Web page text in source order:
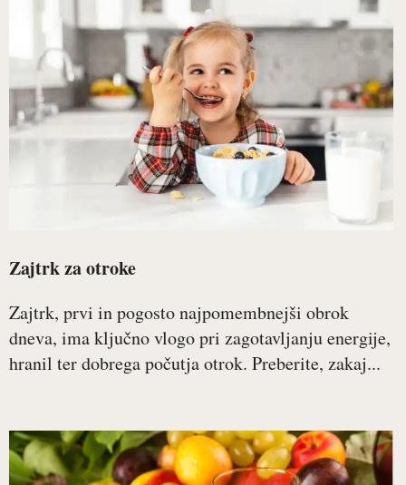
Zajtrk za otroke
Zajtrk, prvi in pogosto najpomembnejši obrok
dneva, ima ključno vlogo pri zagotavljanju energije,
hranil ter dobrega počutja otrok. Preberite, zakaj...